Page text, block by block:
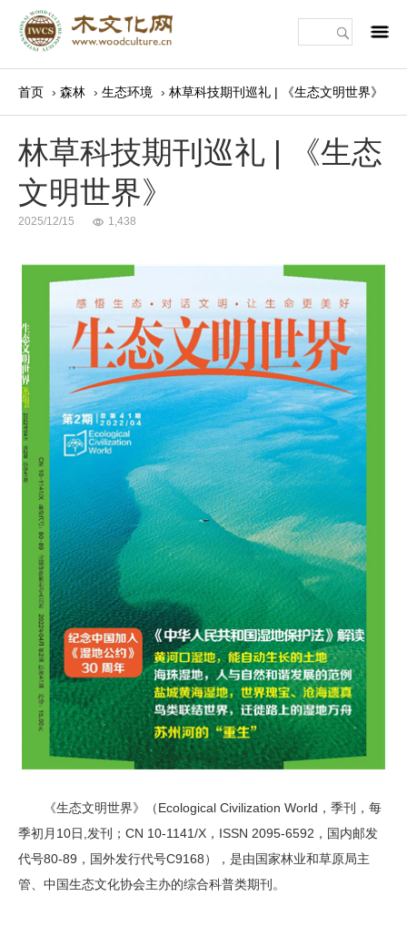
首页 › 森林 › 生态环境 › 林草科技期刊巡礼 | 《生态文明世界》
林草科技期刊巡礼 | 《生态
文明世界》
2025/12/15 1,438
《生态文明世界》（Ecological Civilization World，季刊，每
季初月10日,发刊；CN 10-1141/X，ISSN 2095-6592，国内邮发
代号80-89，国外发行代号C9168），是由国家林业和草原局主
管、中国生态文化协会主办的综合科普类期刊。